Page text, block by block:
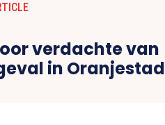
verdachte van
in Oranjestad